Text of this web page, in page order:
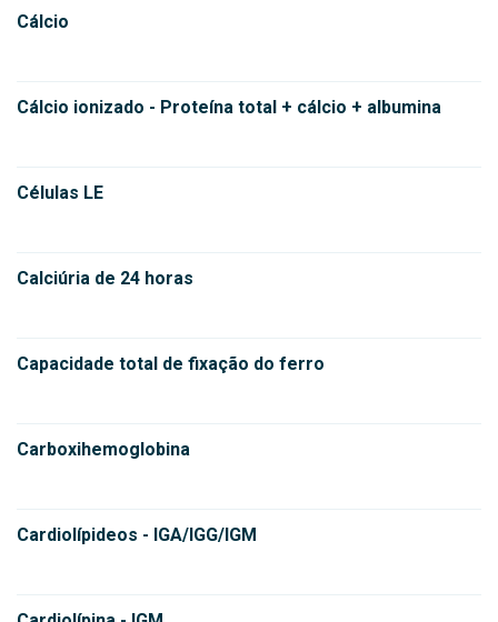
Cálcio
Cálcio ionizado - Proteína total + cálcio + albumina
Células LE
Calciúria de 24 horas
Capacidade total de fixação do ferro
Carboxihemoglobina
Cardiolípideos - IGA/IGG/IGM